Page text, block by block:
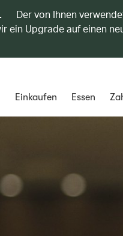
Der von Ihnen
ein Upgrade auf einen
Einkaufen Essen